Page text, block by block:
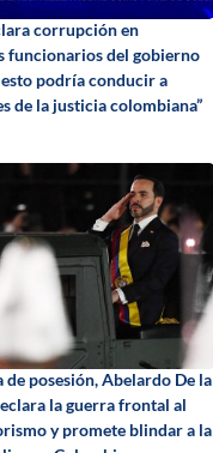
corrupción en
funcionarios del gobierno
podría conducir a
de la justicia colombiana”
de posesión, Abelardo De la
la guerra frontal al
y promete blindar a la